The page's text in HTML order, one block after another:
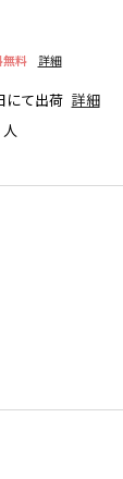
無料
詳細
にて出荷 詳細
人